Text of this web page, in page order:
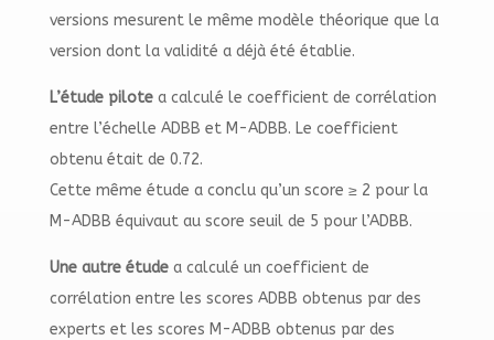
versions mesurent le même modèle théorique que la
version dont la validité a déjà été établie.
L’étude pilotea calculé le coefficient de corrélation
entre l’échelle ADBB et M-ADBB. Le coefficient
obtenu était de 0.72.
Cette même étude a conclu qu’un score ≥ 2 pour la
M-ADBB équivaut au score seuil de 5 pour l’ADBB.
Une autre étudea calculé un coefficient de
corrélation entre les scores ADBB obtenus par des
experts et les scores M-ADBB obtenus par des